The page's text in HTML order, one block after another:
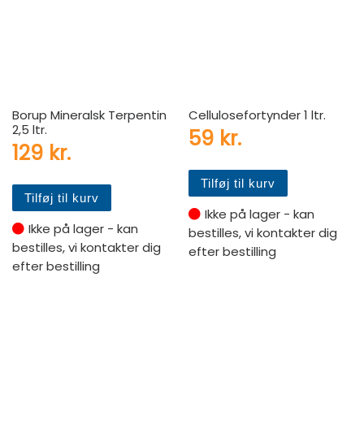
Borup Mineralsk Terpentin
2,5 ltr.
129 kr.
Tilføj til kurv
Ikke på lager - kan
bestilles, vi kontakter dig
efter bestilling
Cellulosefortynder 1 ltr.
59 kr.
Tilføj til kurv
Ikke på lager - kan
bestilles, vi kontakter dig
efter bestilling